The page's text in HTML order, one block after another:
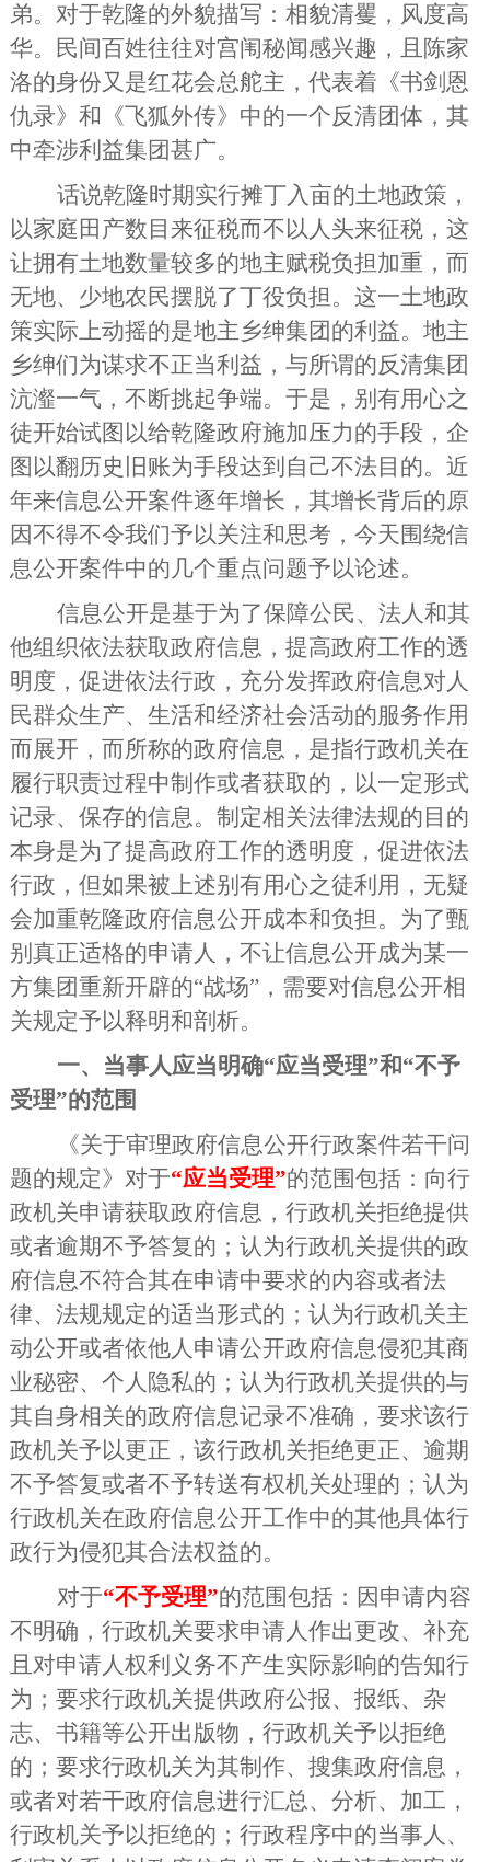
弟。 对于乾隆的外貌描写： 相貌清矍 ， 风度高
华。民间百姓往往对宫闱秘闻感兴趣，且陈家
洛的身份又是红花会总舵主，代表着 《书剑恩
仇录》和《飞狐外传》中的一个反清团体 ，其
中牵涉利益集团甚广。
话说乾隆时期实行摊丁入亩的土地政策，
以家庭田产数目来征税而不以人头来征税，这
让拥有土地数量较多的地主赋税负担加重 ，而
无地、少地农民摆脱了丁役负担 。这一土地政
策实际上动摇的是地主乡绅集团的利益。地主
乡绅们为谋求不正当利益，与所谓的反清集团
沆瀣一气，不断挑起争端。于是，别有用心之
徒开始试图以给乾隆政府施加压力的手段，企
图以翻历史旧账为手段达到自己不法目的。近
年来信息公开案件逐年增长，其增长背后的原
因不得不令我们予以关注和思考，今天围绕信
息公开案件中的几个重点问题予以论述。
信息公开是基于为了保障公民、法人和其
他组织依法获取政府信息，提高政府工作的透
明度，促进依法行政，充分发挥政府信息对人
民群众生产、生活和经济社会活动的服务作用
而展开，而所称的政府信息，是指行政机关在
履行职责过程中制作或者获取的，以一定形式
记录、保存的信息。制定相关法律法规的目的
本身是为了提高政府工作的透明度，促进依法
行政，但如果被上述别有用心之徒利用，无疑
会加重乾隆政府信息公开成本和负担。为了甄
别真正适格的申请人，不让信息公开成为某一
方集团重新开辟的“战场”，需要对信息公开相
关规定予以释明和剖析。
一、当事人应当明确“应当受理”和“不予
受理”的范围
《关于审理政府信息公开行政案件若干问
题的规定》对于“应当受理”的范围包括：向行
政机关申请获取政府信息，行政机关拒绝提供
或者逾期不予答复的；认为行政机关提供的政
府信息不符合其在申请中要求的内容或者法
律、法规规定的适当形式的；认为行政机关主
动公开或者依他人申请公开政府信息侵犯其商
业秘密、个人隐私的；认为行政机关提供的与
其自身相关的政府信息记录不准确，要求该行
政机关予以更正，该行政机关拒绝更正、逾期
不予答复或者不予转送有权机关处理的；认为
行政机关在政府信息公开工作中的其他具体行
政行为侵犯其合法权益的。
对于“不予受理”的范围包括：因申请内容
不明确，行政机关要求申请人作出更改、补充
且对申请人权利义务不产生实际影响的告知行
为；要求行政机关提供政府公报、报纸、杂
志、书籍等公开出版物，行政机关予以拒绝
的；要求行政机关为其制作、搜集政府信息，
或者对若干政府信息进行汇总、分析、加工，
行政机关予以拒绝的；行政程序中的当事人、